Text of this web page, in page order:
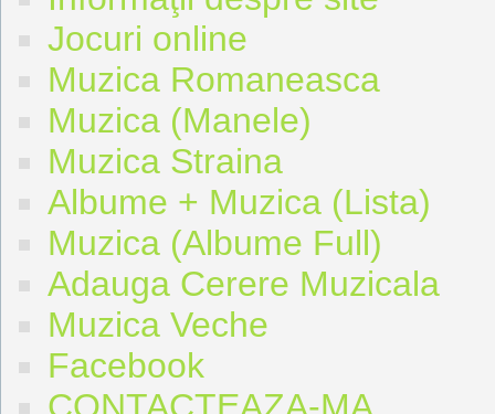
Jocuri online
Muzica Romaneasca
Muzica (Manele)
Muzica Straina
Albume + Muzica (Lista)
Muzica (Albume Full)
Adauga Cerere Muzicala
Muzica Veche
Facebook